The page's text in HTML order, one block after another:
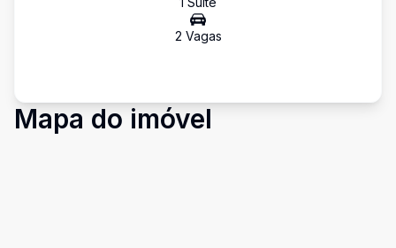
2 Vagas
Mapa do imóvel